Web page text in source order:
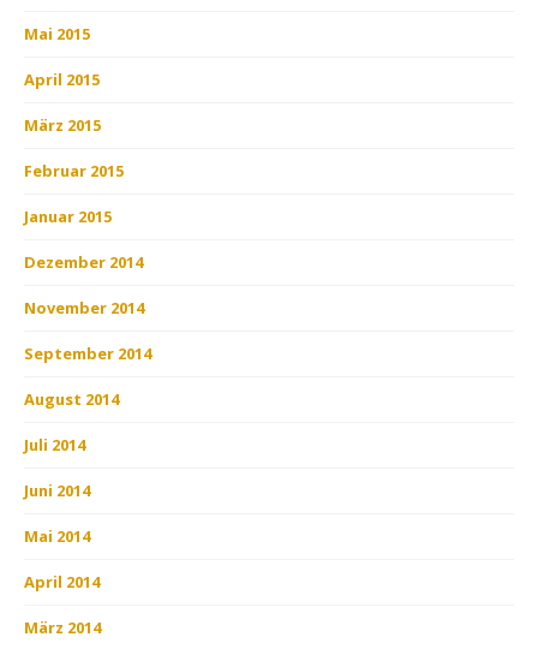
Mai 2015
April 2015
März 2015
Februar 2015
Januar 2015
Dezember 2014
November 2014
September 2014
August 2014
Juli 2014
Juni 2014
Mai 2014
April 2014
März 2014